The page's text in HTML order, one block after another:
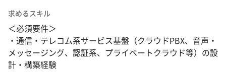
求めるスキル
＜必須要件＞
・通信・テレコム系サービス基盤（クラウドPBX、音声・
メッセージング、認証系、プライベートクラウド等）の設
計・構築経験